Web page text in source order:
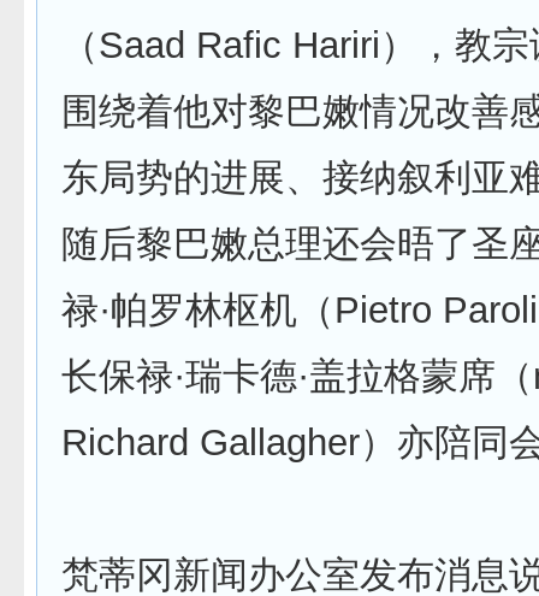
（Saad Rafic Hariri），教
围绕着他对黎巴嫩情况改善
东局势的进展、接纳叙利亚
随后黎巴嫩总理还会晤了圣
禄·帕罗林枢机（Pietro
长保禄·瑞卡德·盖拉格蒙席
Richard Gallagher）亦陪同
梵蒂冈新闻办公室发布消息